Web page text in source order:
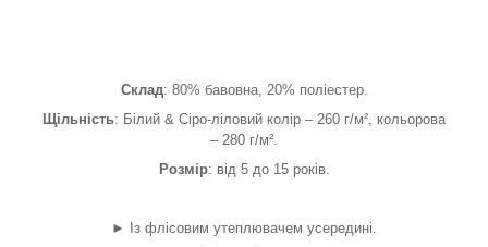
Склад: 80% бавовна, 20% поліестер.
Щільність: Білий & Сіро-ліловий колір – 260 г/м², кольорова
– 280 г/м².
Розмір: від 5 до 15 років.
► Із флісовим утеплювачем усередині.